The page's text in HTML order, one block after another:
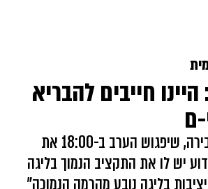
חייבים להבריא
ם
מאמן הקבוצה מהבירה, שיפגוש הערב ב-18:00 את
יש לו את התקציב הנמוך בליגה